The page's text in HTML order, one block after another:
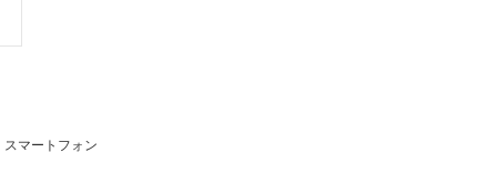
スマートフォン